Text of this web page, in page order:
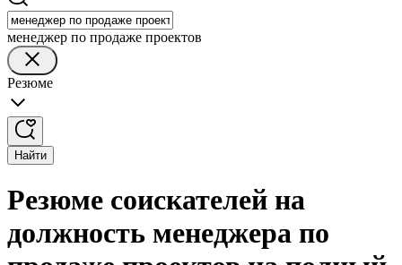
менеджер по продаже проектов
Резюме
Найти
Резюме соискателей на
должность менеджера по